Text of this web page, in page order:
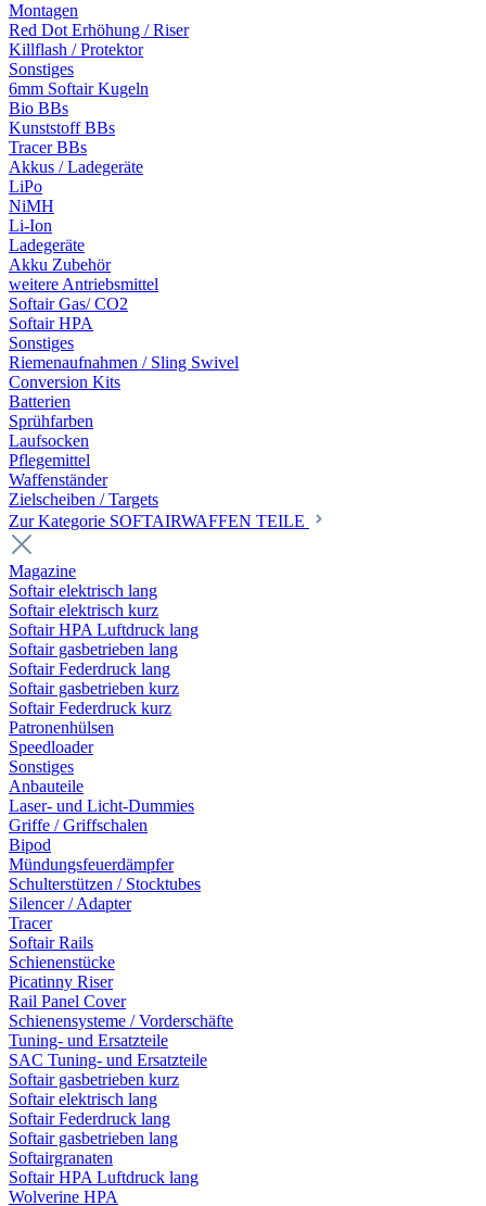
Montagen
Red Dot Erhöhung / Riser
Killflash / Protektor
Sonstiges
6mm Softair Kugeln
Bio BBs
Kunststoff BBs
Tracer BBs
Akkus / Ladegeräte
LiPo
NiMH
Li-Ion
Ladegeräte
Akku Zubehör
weitere Antriebsmittel
Softair Gas/ CO2
Softair HPA
Sonstiges
Riemenaufnahmen / Sling Swivel
Conversion Kits
Batterien
Sprühfarben
Laufsocken
Pflegemittel
Waffenständer
Zielscheiben / Targets
Zur Kategorie SOFTAIRWAFFEN TEILE
Magazine
Softair elektrisch lang
Softair elektrisch kurz
Softair HPA Luftdruck lang
Softair gasbetrieben lang
Softair Federdruck lang
Softair gasbetrieben kurz
Softair Federdruck kurz
Patronenhülsen
Speedloader
Sonstiges
Anbauteile
Laser- und Licht-Dummies
Griffe / Griffschalen
Bipod
Mündungsfeuerdämpfer
Schulterstützen / Stocktubes
Silencer / Adapter
Tracer
Softair Rails
Schienenstücke
Picatinny Riser
Rail Panel Cover
Schienensysteme / Vorderschäfte
Tuning- und Ersatzteile
SAC Tuning- und Ersatzteile
Softair gasbetrieben kurz
Softair elektrisch lang
Softair Federdruck lang
Softair gasbetrieben lang
Softairgranaten
Softair HPA Luftdruck lang
Wolverine HPA